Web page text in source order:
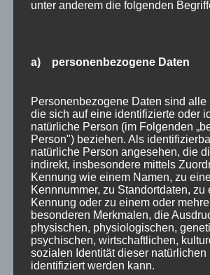
Archiv
Allgemein
Angebote
Bergbahnen
Bewertung
E-Bike
Empfehlung
Ferienwohnungen
FIS Nordische Ski WM
Gäste
unter anderem die folgenden
a) personenbezogene Daten
Personenbezogene Daten sind alle
die sich auf eine identifizierte oder
natürliche Person (im Folgenden
Person") beziehen. Als
natürliche Person angesehen, die
indirekt, insbesondere mittels
Kennung wie einem Namen, zu
Kennnummer, zu Standortdaten, zu
Kennung oder zu einem oder
besonderen Merkmalen, die
physischen, physiologischen,
psychischen, wirtschaftlichen,
sozialen Identität dieser natürlichen
identifiziert werden kann.